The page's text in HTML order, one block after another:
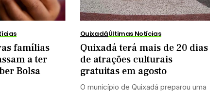
famílias
a ter
Bolsa
QuixadáÚltimas Notícias
Quixadá terá mais de 20 dias
de atrações culturais
gratuitas em agosto
O município de Quixadá preparou uma